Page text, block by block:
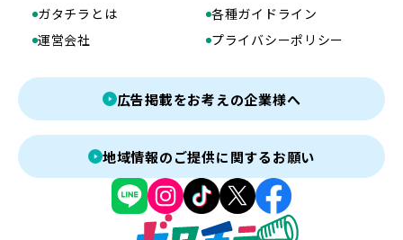
ガタチラとは
各種ガイドライン
運営会社
プライバシーポリシー
広告掲載をお考えの企業様へ
地域情報のご提供に関するお願い